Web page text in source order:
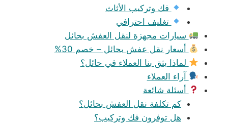
فك وتركيب الأثاث
تغليف احترافي
سيارات مجهزة لنقل العفش بحائل
أسعار نقل عفش بحائل – خصم 30%
لماذا يثق بنا العملاء في حائل؟
آراء العملاء
أسئلة شائعة
كم تكلفة نقل العفش بحائل؟
هل توفرون فك وتركيب؟